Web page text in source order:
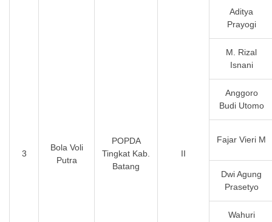
3
Bola Voli
Putra
POPDA
Tingkat Kab.
Batang
II
Aditya
Prayogi
M. Rizal
Isnani
Anggoro
Budi Utomo
Fajar Vieri M
Dwi Agung
Prasetyo
Wahuri